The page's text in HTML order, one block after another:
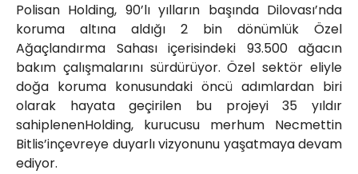
Polisan Holding, 90’lı yılların başında Dilovası’nda
koruma altına aldığı 2 bin dönümlük Özel
Ağaçlandırma Sahası içerisindeki 93.500 ağacın
bakım çalışmalarını sürdürüyor. Özel sektör eliyle
doğa koruma konusundaki öncü adımlardan biri
olarak hayata geçirilen bu projeyi 35 yıldır
sahiplenenHolding, kurucusu merhum Necmettin
Bitlis’inçevreye duyarlı vizyonunu yaşatmaya devam
ediyor.
kocaelisokak@gmail.com